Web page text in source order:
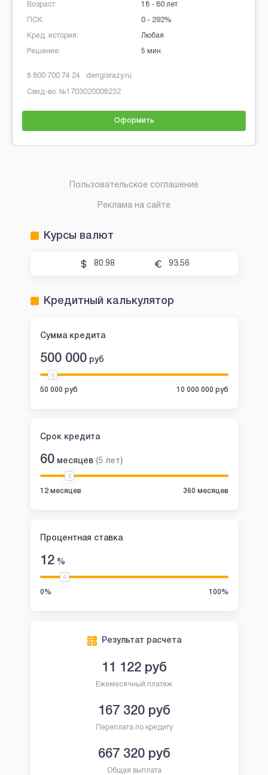
Возраст:
ПСК:
Кред. история:
Решение:
18 - 80 лет
0 - 292%
Любая
5 мин.
8 800 700 74 24 dengisrazy.ru
Свид-во: №1703020008232
Оформить
Пользовательское соглашение
Реклама на сайте
Курсы валют
80.98 93.56
Кредитный калькулятор
Сумма кредита
500 000 руб
50 000 руб 10 000 000 руб
Срок кредита
60 месяцев (5 лет)
12 месяцев 360 месяцев
Процентная ставка
12%
0% 100%
Результат расчета
11 122руб
Ежемесячный платеж
167 320руб
Переплата по кредиту
667 320руб
Общая выплата